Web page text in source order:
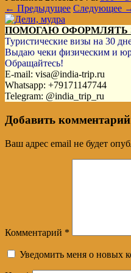
← Предыдущее Следующее
ПОМОГАЮ ОФОРМЛЯТЬ
Туристические визы на 30
Выдаю чеки физическим и
Обращайтесь!
E-mail: visa@india-trip.ru
Whatsapp: +79171147744
Telegram: @india_trip_ru
Добавить комментарий
Ваш адрес email не будет
Комментарий *
Уведомить меня о новых